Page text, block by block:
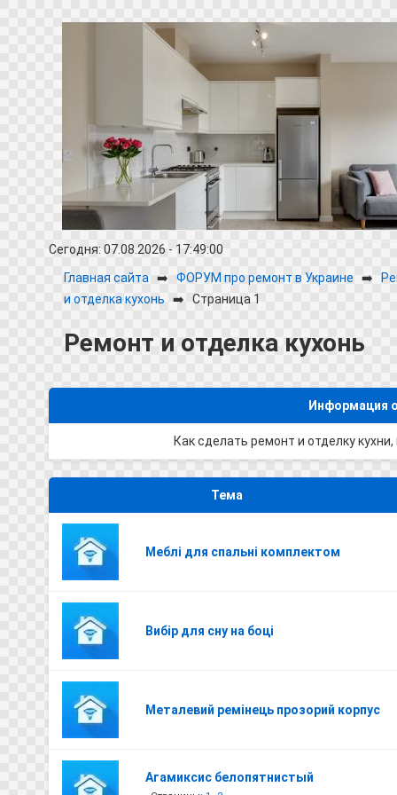
Сегодня: 07.08.2026 - 17:49:00
Главная сайта
➡️ФОРУМ про ремонт в Украине ➡️
и отделка кухонь
➡️Страница 1
Ремонт и отделка кухонь
Информация
Как сделать ремонт и отделку
Тема
Меблі для спальні комплектом
Вибір для сну на боці
Металевий ремінець прозорий корпус
Агамиксис белопятнистый